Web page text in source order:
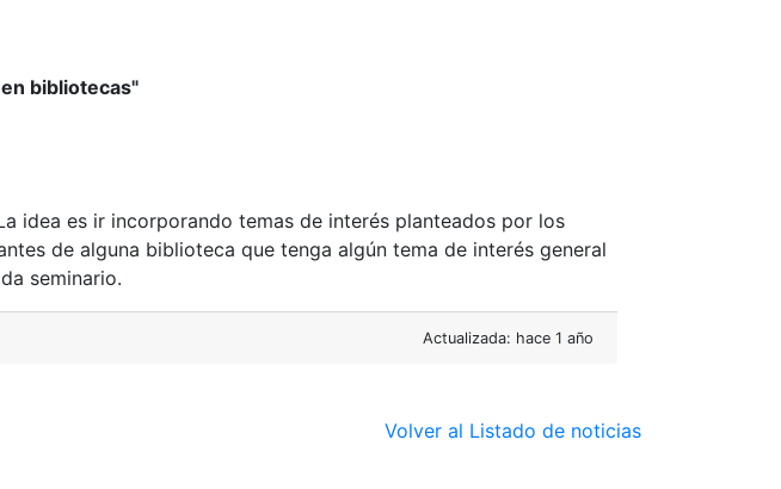
bibliotecas"
idea es ir incorporando temas de interés planteados por los
de alguna biblioteca que tenga algún tema de interés general
seminario.
Actualizada: hace 1 año
Volver al Listado de noticias